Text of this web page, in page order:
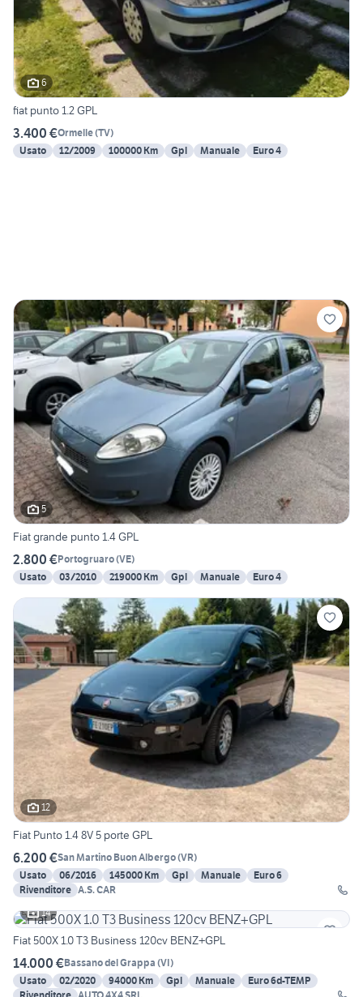
6
fiat punto 1.2 GPL
3.400 €Ormelle(TV)
Usato
12/2009 100000 Km Gpl Manuale Euro 4
5
Fiat grande punto 1.4 GPL
2.800 €Portogruaro(VE)
Usato
03/2010 219000 Km Gpl Manuale Euro 4
12
Fiat Punto 1.4 8V 5 porte GPL
6.200 €San Martino Buon Albergo(VR)
Usato
06/2016 145000 Km Gpl Manuale
Euro 6
Rivenditore A.S. CAR
14
Fiat 500X 1.0 T3 Business 120cv BENZ+GPL
14.000 €Bassano del Grappa (VI)
Usato
02/2020 94000 Km Gpl Manuale
Euro 6d-TEMP